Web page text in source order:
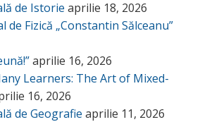
de Istorie aprilie 18, 2026
Fizică „Constantin Sălceanu”
aprilie 16, 2026
Learners: The Art of Mixed-
16, 2026
de Geografie aprilie 11, 2026